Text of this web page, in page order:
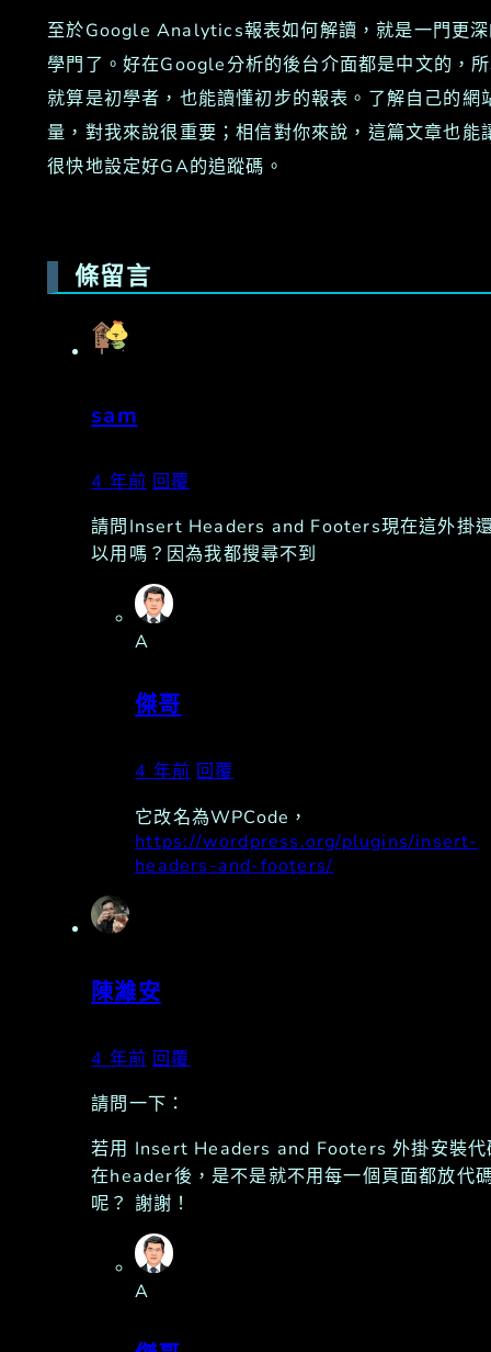
至於Google Analytics報表如何解讀，就是一門更
學門了。好在Google分析的後台介面都是中文的，
就算是初學者，也能讀懂初步的報表。了解自己的網
量，對我來說很重要；相信對你來說，這篇文章也能
很快地設定好GA的追蹤碼。
條留言
sam
4 年前 回覆
請問Insert Headers and Footers現在這外掛
以用嗎？因為我都搜尋不到
A
傑哥
4 年前 回覆
它改名為WPCode，
https://wordpress.org/plugins/insert-
headers-and-footers/
陳濰安
4 年前 回覆
請問一下：
若用 Insert Headers and Footers 外掛安裝代
在header後，是不是就不用每一個頁面都放代
呢？ 謝謝！
A